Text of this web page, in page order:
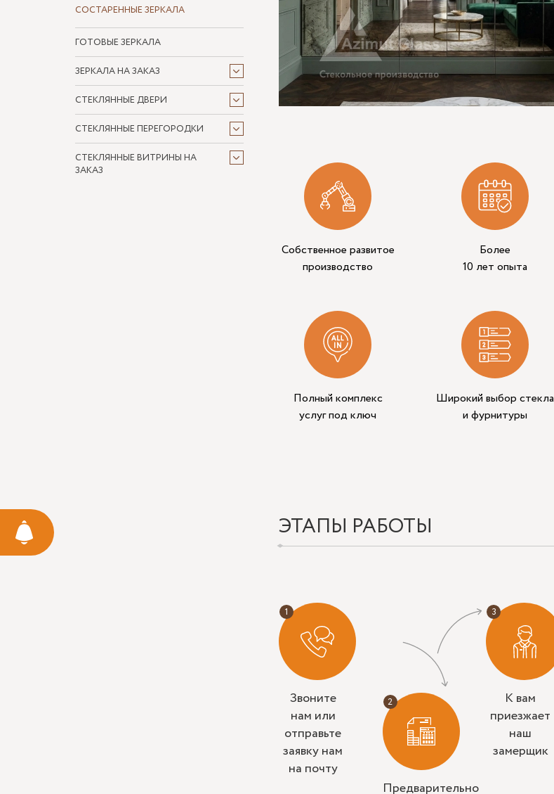
СОСТАРЕННЫЕ ЗЕРКАЛА
ГОТОВЫЕ ЗЕРКАЛА
ЗЕРКАЛА НА ЗАКАЗ
СТЕКЛЯННЫЕ ДВЕРИ
СТЕКЛЯННЫЕ ПЕРЕГОРОДКИ
СТЕКЛЯННЫЕ ВИТРИНЫ НА
ЗАКАЗ
Собственное развитое
производство
Более
10 лет опыта
Полный комплекс
услуг под ключ
Широкий выбор стекла
и фурнитуры
ЭТАПЫ РАБОТЫ
Звоните
нам или
отправьте
заявку нам
на почту
Предварительно
К вам
приезжает
наш
замерщик